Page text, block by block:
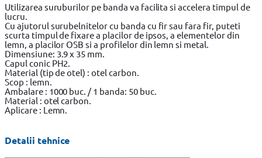
Utilizarea suruburilor pe banda va facilita si accelera timpul de
lucru.
Cu ajutorul surubelnitelor cu banda cu fir sau fara fir, puteti
scurta timpul de fixare a placilor de ipsos, a elementelor din
lemn, a placilor OSB si a profilelor din lemn si metal.
Dimensiune: 3.9 x 35 mm.
Capul conic PH2.
Material (tip de otel) : otel carbon.
Scop : lemn.
Ambalare : 1000 buc. / 1 ​​banda: 50 buc.
Material : otel carbon.
Aplicare : Lemn.
Detalii tehnice